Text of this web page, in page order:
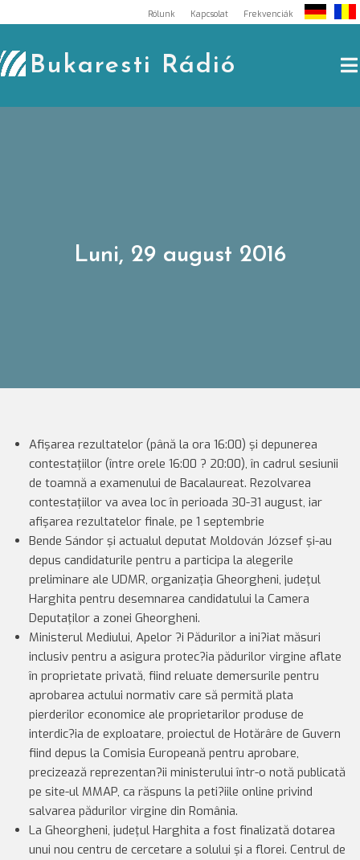
to
content
Rólunk Kapcsolat Frekvenciák
Bukaresti Rádió
Luni, 29 august 2016
Afişarea rezultatelor (până la ora 16:00) şi depunerea
contestaţiilor (între orele 16:00 ? 20:00), în cadrul sesiunii
de toamnă a examenului de Bacalaureat. Rezolvarea
contestaţiilor va avea loc în perioada 30-31 august, iar
afişarea rezultatelor finale, pe 1 septembrie
Bende Sándor şi actualul deputat Moldován József şi-au
depus candidaturile pentru a participa la alegerile
preliminare ale UDMR, organizaţia Gheorgheni, judeţul
Harghita pentru desemnarea candidatului la Camera
Deputaţilor a zonei Gheorgheni.
Ministerul Mediului, Apelor ?i Pădurilor a ini?iat măsuri
inclusiv pentru a asigura protec?ia pădurilor virgine aflate
în proprietate privată, fiind reluate demersurile pentru
aprobarea actului normativ care să permită plata
pierderilor economice ale proprietarilor produse de
interdic?ia de exploatare, proiectul de Hotărâre de Guvern
fiind depus la Comisia Europeană pentru aprobare,
precizează reprezentan?ii ministerului într-o notă publicată
pe site-ul MMAP, ca răspuns la peti?iile online privind
salvarea pădurilor virgine din România.
La Gheorgheni, judeţul Harghita a fost finalizată dotarea
unui nou centru de cercetare a solului şi a florei. Centrul de